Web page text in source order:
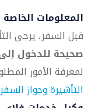
المعلومات
قبل السفر، يرجى
صحيحة للدخول إلى
لمعرفة الأمور
التأشيرة وجواز السفر